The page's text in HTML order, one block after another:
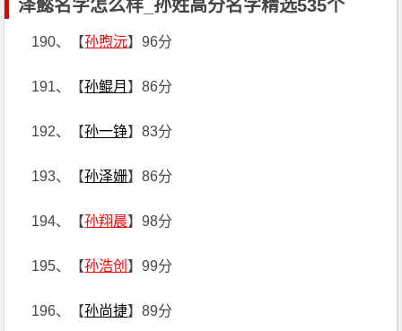
泽懿名字怎么样_孙姓高分名字精选535个
190、【孙煦沅】96分
191、【孙鲲月 】86分
192、【孙一铮】83分
193、【孙泽姗】86分
194、【孙翔晨】98分
195、【孙浩创 】99分
196、【孙尚捷】89分